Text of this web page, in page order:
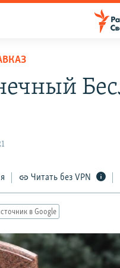
Читать без VPN
в Google